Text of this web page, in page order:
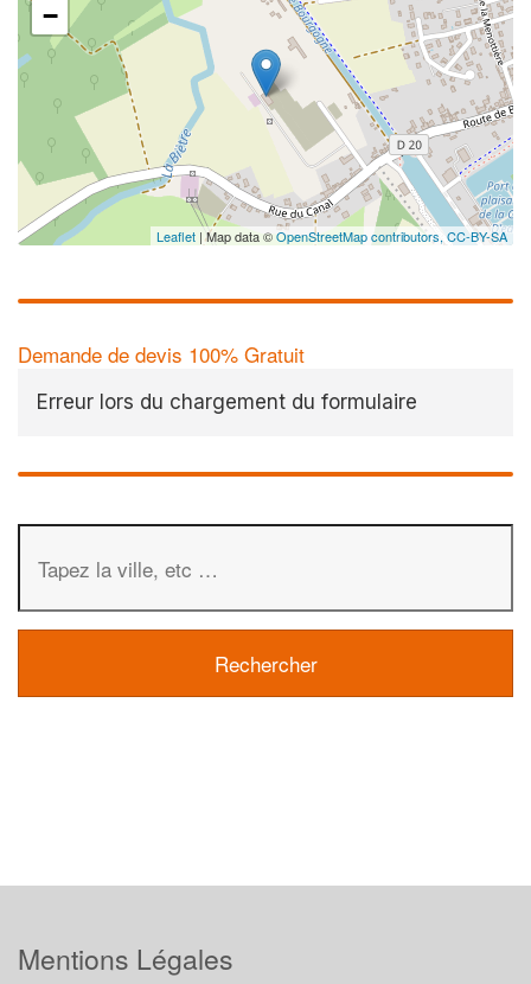
−
Leaflet | Map data ©OpenStreetMap contributors,CC-BY-SA
Demande de devis 100% Gratuit
Erreur lors du chargement du formulaire
✕
Mentions Légales